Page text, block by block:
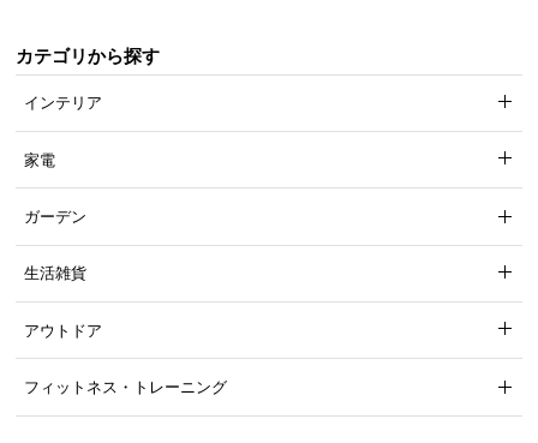
カラーバリエーション
カテゴリから探す
インテリア
家電
ガーデン
生活雑貨
アウトドア
フィットネス・トレーニング